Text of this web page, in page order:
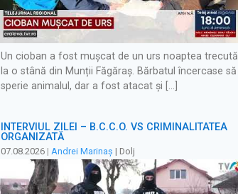
Un cioban a fost mușcat de un urs noaptea trecută
la o stână din Munții Făgăraș. Bărbatul încercase să
sperie animalul, dar a fost atacat și […]
INTERVIUL ZILEI – B.C.C.O. VS CRIMINALITATEA
ORGANIZATĂ
07.08.2026 | Andrei Marinaș | Dolj